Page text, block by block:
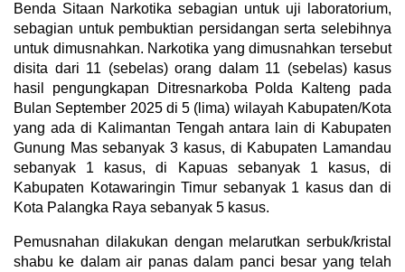
Benda Sitaan Narkotika sebagian untuk uji laboratorium,
sebagian untuk pembuktian persidangan serta selebihnya
untuk dimusnahkan. Narkotika yang dimusnahkan tersebut
disita dari 11 (sebelas) orang dalam 11 (sebelas) kasus
hasil pengungkapan Ditresnarkoba Polda Kalteng pada
Bulan September 2025 di 5 (lima) wilayah Kabupaten/Kota
yang ada di Kalimantan Tengah antara lain di Kabupaten
Gunung Mas sebanyak 3 kasus, di Kabupaten Lamandau
sebanyak 1 kasus, di Kapuas sebanyak 1 kasus, di
Kabupaten Kotawaringin Timur sebanyak 1 kasus dan di
Kota Palangka Raya sebanyak 5 kasus.
Pemusnahan dilakukan dengan melarutkan serbuk/kristal
shabu ke dalam air panas dalam panci besar yang telah